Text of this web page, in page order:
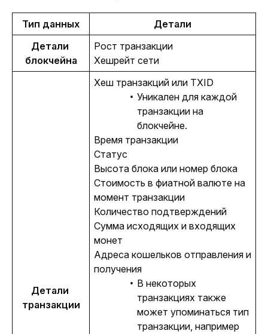
Тип данных
Детали
Детали
блокчейна
Рост транзакции
Хешрейт сети
Детали
транзакции
Хеш транзакций или TXID
Уникален для каждой
транзакции на
блокчейне.
Время транзакции
Статус
Высота блока или номер блока
Стоимость в фиатной валюте на
момент транзакции
Количество подтверждений
Сумма исходящих и входящих
монет
Адреса кошельков отправления и
получения
В некоторых
транзакциях также
может упоминаться тип
транзакции, например